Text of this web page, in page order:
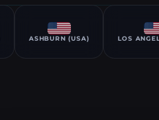
ASHBURN (USA) LOS